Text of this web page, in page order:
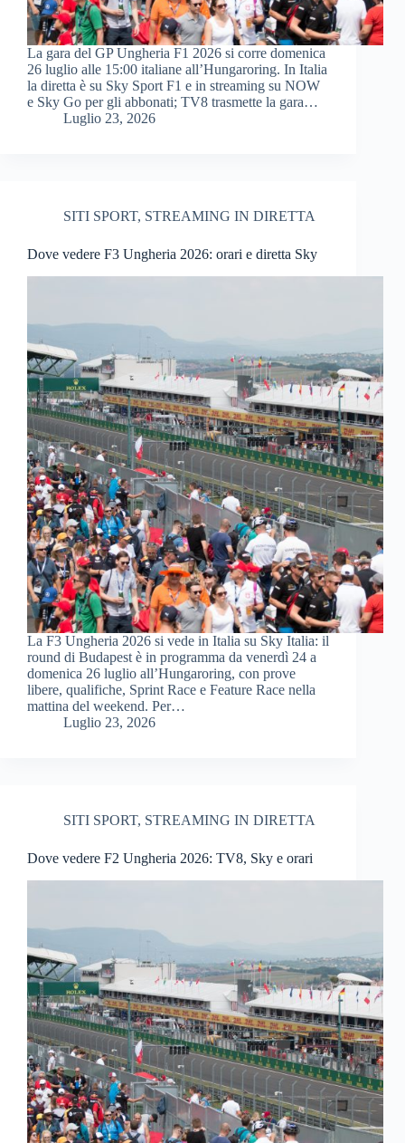
La gara del GP Ungheria F1 2026 si corre domenica
26 luglio alle 15:00 italiane all’Hungaroring. In Italia
la diretta è su Sky Sport F1 e in streaming su NOW
e Sky Go per gli abbonati; TV8 trasmette la gara…
Luglio 23, 2026
SITI SPORT, STREAMING IN DIRETTA
Dove vedere F3 Ungheria 2026: orari e diretta Sky
La F3 Ungheria 2026 si vede in Italia su Sky Italia: il
round di Budapest è in programma da venerdì 24 a
domenica 26 luglio all’Hungaroring, con prove
libere, qualifiche, Sprint Race e Feature Race nella
mattina del weekend. Per…
Luglio 23, 2026
SITI SPORT, STREAMING IN DIRETTA
Dove vedere F2 Ungheria 2026: TV8, Sky e orari